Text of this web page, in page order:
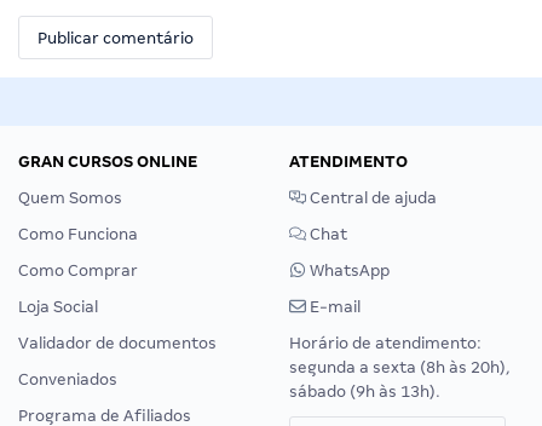
GRAN CURSOS ONLINE
Quem Somos
Como Funciona
Como Comprar
Loja Social
Validador de documentos
Conveniados
Programa de Afiliados
ATENDIMENTO
Central de ajuda
Chat
WhatsApp
E-mail
Horário de atendimento:
segunda a sexta (8h às 20h),
sábado (9h às 13h).